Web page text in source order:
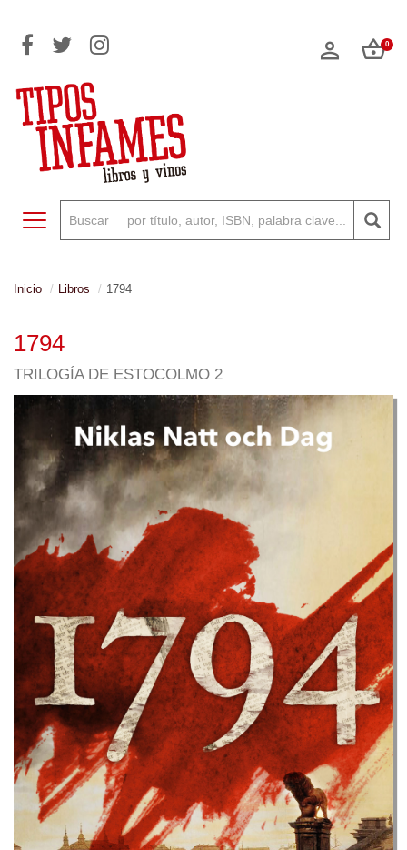
0
Toggle navigation
Inicio Libros 1794
1794
TRILOGÍA DE ESTOCOLMO 2